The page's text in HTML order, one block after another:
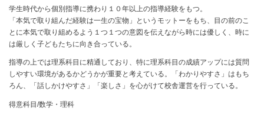
学生時代から個別指導に携わり１０年以上の指導経験をもつ。
「本気で取り組んだ経験は一生の宝物」というモットーをもち、目の前のこ
とに本気で取り組めるよう１つ１つの意図を伝えながら時には優しく、時に
は厳しく子どもたちに向き合っている。
指導の上では理系科目に精通しており、特に理系科目の成績アップには質問
しやすい環境があるかどうかが重要と考えている。「わかりやすさ」はもち
ろん、「話しかけやすさ」「楽しさ」を心がけて校舎運営を行っている。
得意科目/数学・理科